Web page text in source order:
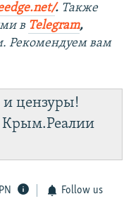
. ​ Также
в Telegram,
Рекомендуем вам
и цензуры!
Крым.Реалии
Follow us